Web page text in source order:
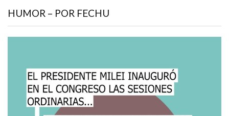
HUMOR – POR FECHU